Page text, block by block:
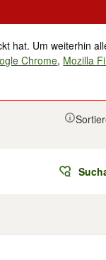
hat. Um weiterhin
Chrome, Mozilla